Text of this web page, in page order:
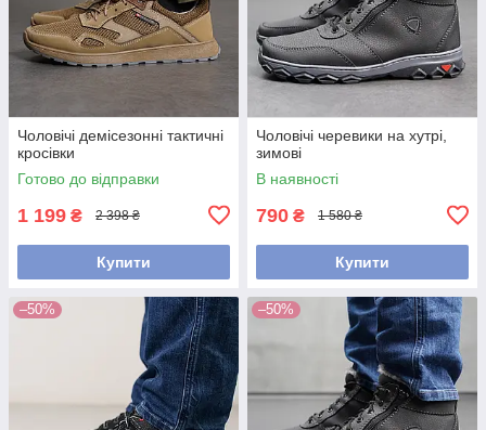
Чоловічі демісезонні тактичні
кросівки
Готово до відправки
1 199 ₴ 2 398 ₴
Купити
Чоловічі черевики на хутрі,
зимові
В наявності
790 ₴ 1 580 ₴
Купити
–50% –50%